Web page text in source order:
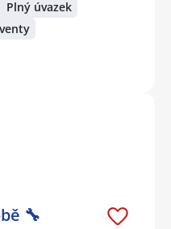
Plný úvazek
🔧